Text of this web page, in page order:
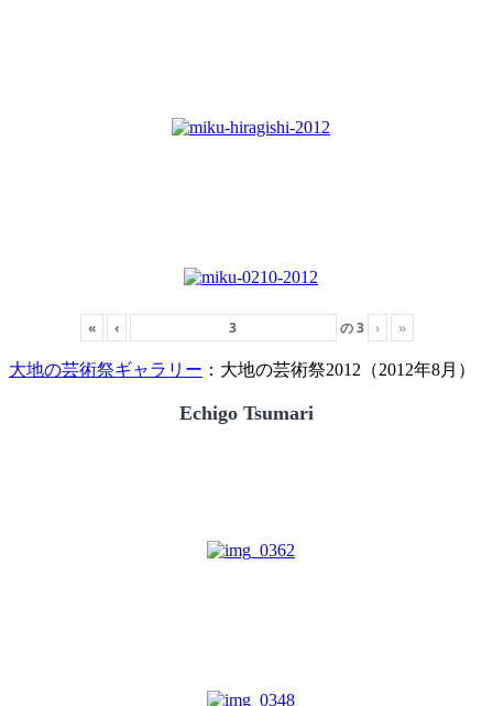
« ‹ の3 › »
大地の芸術祭ギャラリー ：大地の芸術祭2012（2012年8月）
Echigo Tsumari